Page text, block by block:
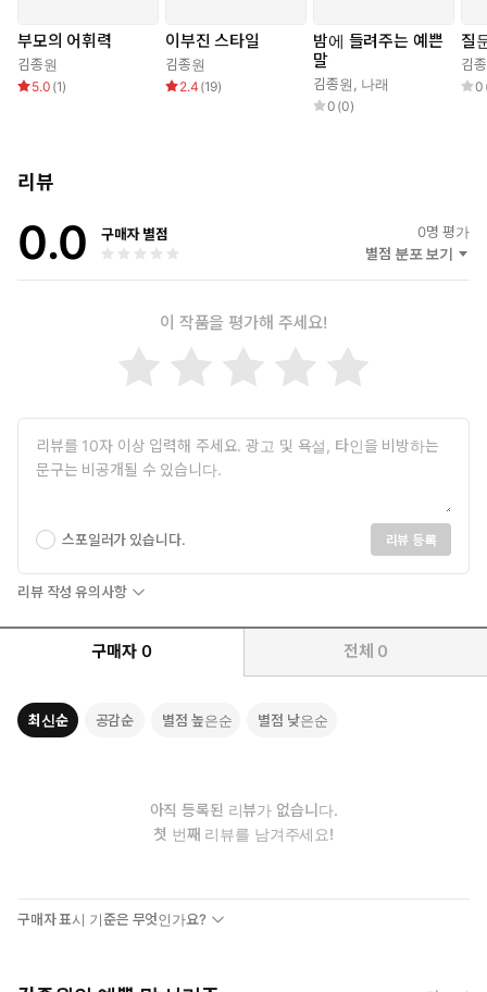
부모의 어휘력
김종원
5.0 (1)
이부진 스타일
김종원
2.4 (19)
밤에 들려주는 예쁜
말
김종원, 나래
0 (0)
질
김
0
리뷰
0.0 구매자 별점 0명 평가
별점 분포 보기
이 작품을 평가해 주세요!
스포일러가 있습니다. 리뷰 등록
리뷰 작성 유의사항
구매자 0 전체 0
최신순 공감순 별점 높은순 별점 낮은순
아직 등록된 리뷰가 없습니다.
첫 번째 리뷰를 남겨주세요!
구매자 표시 기준은 무엇인가요?